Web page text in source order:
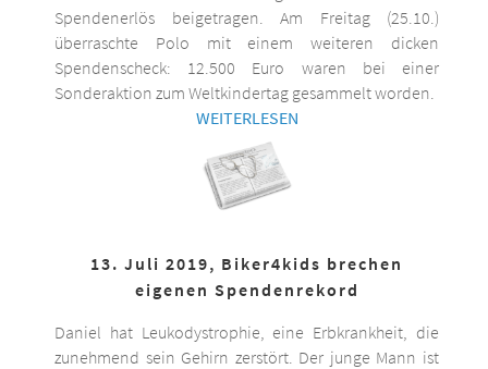
Spendenerlös beigetragen. Am Freitag (25.10.)
überraschte Polo mit einem weiteren dicken
Spendenscheck: 12.500 Euro waren bei einer
Sonderaktion zum Weltkindertag gesammelt worden.
WEITERLESEN
13. Juli 2019, Biker4kids brechen
eigenen Spendenrekord
Daniel hat Leukodystrophie, eine Erbkrankheit, die
zunehmend sein Gehirn zerstört. Der junge Mann ist